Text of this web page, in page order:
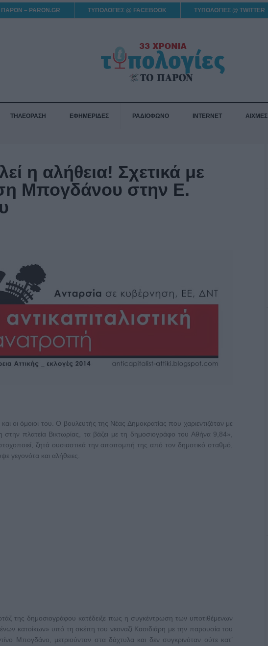
– PARON.GR ΤΥΠΟΛΟΓΙΕΣ @ FACEBOOK ΤΥΠΟΛΟΓΙΕΣ @ TWITTER
ΤΗΛΕΟΡΑΣΗ ΕΦΗΜΕΡΙΔΕΣ ΡΑΔΙΟΦΩΝΟ INTERNET ΑΙΧΜΕΣ
η αλήθεια! Σχετικά με
Μπογδάνου στην Ε.
οι όμοιοι του. Ο βουλευτής της Νέας Δημοκρατίας που χαριεντιζόταν με
στην πλατεία Βικτωρίας, τα βάζει με τη δημοσιογράφο του Αθήνα 9,84»,
ζητά ουσιαστικά την αποπομπή της από τον δημοτικό σταθμό,
γεγονότα και αλήθειες.
της δημοσιογράφου κατέδειξε πως η συγκέντρωση των υποτιθέμενων
κατοίκων» υπό τη σκέπη του νεοναζί Κασιδιάρη με την παρουσία του
Μπογδάνο, μετριούνταν στα δάχτυλα και δεν συγκρινόταν ούτε κατ’